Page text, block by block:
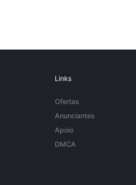
Links
Ofertas
Anunciantes
Apoio
DMCA